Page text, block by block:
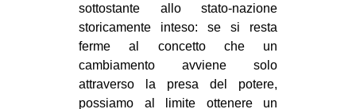
sottostante allo stato-nazione
storicamente inteso: se si resta
ferme al concetto che un
cambiamento avviene solo
attraverso la presa del potere,
possiamo al limite ottenere un